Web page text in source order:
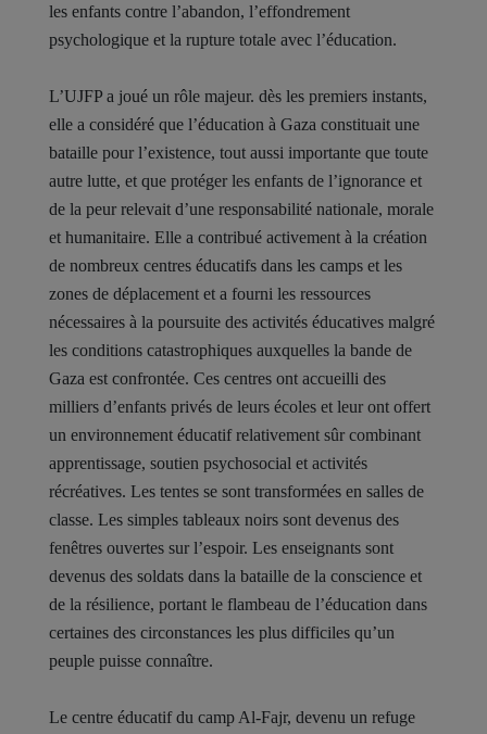
les enfants contre l’abandon, l’effondrement
psychologique et la rupture totale avec l’éducation.
L’UJFP a joué un rôle majeur. dès les premiers instants,
elle a considéré que l’éducation à Gaza constituait une
bataille pour l’existence, tout aussi importante que toute
autre lutte, et que protéger les enfants de l’ignorance et
de la peur relevait d’une responsabilité nationale, morale
et humanitaire. Elle a contribué activement à la création
de nombreux centres éducatifs dans les camps et les
zones de déplacement et a fourni les ressources
nécessaires à la poursuite des activités éducatives malgré
les conditions catastrophiques auxquelles la bande de
Gaza est confrontée. Ces centres ont accueilli des
milliers d’enfants privés de leurs écoles et leur ont offert
un environnement éducatif relativement sûr combinant
apprentissage, soutien psychosocial et activités
récréatives. Les tentes se sont transformées en salles de
classe. Les simples tableaux noirs sont devenus des
fenêtres ouvertes sur l’espoir. Les enseignants sont
devenus des soldats dans la bataille de la conscience et
de la résilience, portant le flambeau de l’éducation dans
certaines des circonstances les plus difficiles qu’un
peuple puisse connaître.
Le centre éducatif du camp Al-Fajr, devenu un refuge